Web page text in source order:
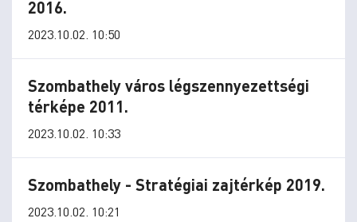
2016.
2023.10.02. 10:50
Szombathely város légszennyezettségi
térképe 2011.
2023.10.02. 10:33
Szombathely - Stratégiai zajtérkép 2019.
2023.10.02. 10:21